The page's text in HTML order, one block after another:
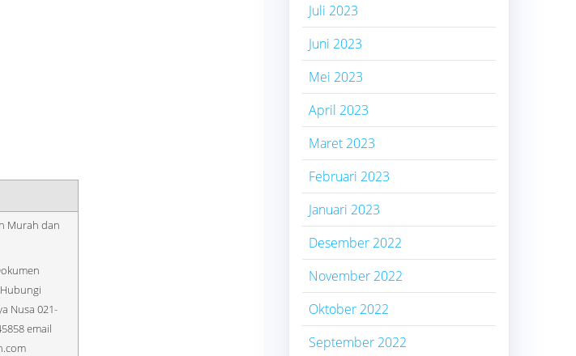
Murah dan
Nusa 021-
email
Juli 2023
Juni 2023
Mei 2023
April 2023
Maret 2023
Februari 2023
Januari 2023
Desember 2022
November 2022
Oktober 2022
September 2022